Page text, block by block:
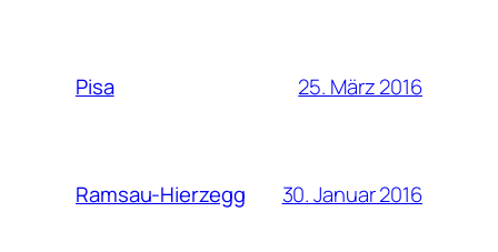
Pisa 25. März 2016
Ramsau-Hierzegg 30. Januar 2016